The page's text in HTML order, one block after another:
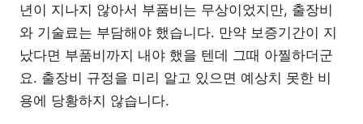
년이 지나지 않아서 부품비는 무상이었지만, 출장비
와 기술료는 부담해야 했습니다. 만약 보증기간이 지
났다면 부품비까지 내야 했을 텐데 그때 아찔하더군
요. 출장비 규정을 미리 알고 있으면 예상치 못한 비
용에 당황하지 않습니다.